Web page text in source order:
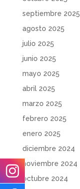
septiembre 2025
agosto 2025
julio 2025
junio 2025
mayo 2025
abril 2025
marzo 2025
febrero 2025
enero 2025
diciembre 2024
noviembre 2024
octubre 2024